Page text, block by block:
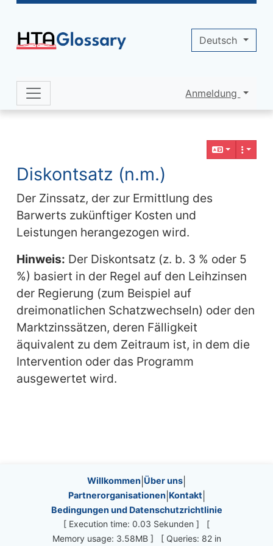
Navigation and related functionality
Diskontsatz (n.m.)
Der Zinssatz, der zur Ermittlung des
Barwerts zukünftiger Kosten und
Leistungen herangezogen wird.
Hinweis: Der Diskontsatz (z. b. 3 % oder 5
%) basiert in der Regel auf den Leihzinsen
der Regierung (zum Beispiel auf
dreimonatlichen Schatzwechseln) oder den
Marktzinssätzen, deren Fälligkeit
äquivalent zu dem Zeitraum ist, in dem die
Intervention oder das Programm
ausgewertet wird.
Site information, links, etc.
Willkommen Über uns
Partnerorganisationen Kontakt
Bedingungen und Datenschutzrichtlinie
[ Execution time: 0.03 Sekunden ] [
Memory usage: 3.58MB ] [ Queries: 82 in
Site identity, navigation, etc.
Anmeldung
Deutsch